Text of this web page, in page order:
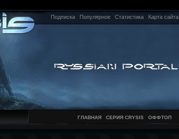
Подписка Популярное Статистика Карта сайта
ГЛАВНАЯ СЕРИЯ CRYSIS ОФФТОП